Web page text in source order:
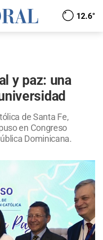
12.6°
y paz: una
de Santa Fe,
en Congreso
Dominicana.